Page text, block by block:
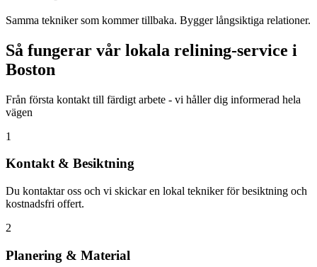
Samma tekniker som kommer tillbaka. Bygger långsiktiga relationer.
Så fungerar vår lokala relining-service i
Boston
Från första kontakt till färdigt arbete - vi håller dig informerad hela
vägen
1
Kontakt & Besiktning
Du kontaktar oss och vi skickar en lokal tekniker för besiktning och
kostnadsfri offert.
2
Planering & Material